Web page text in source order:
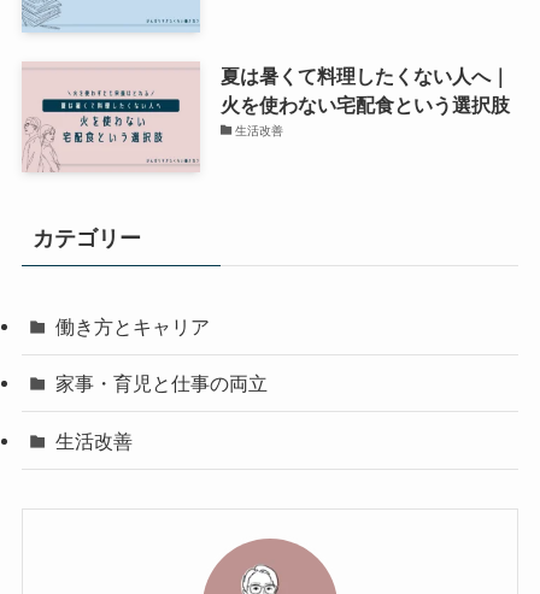
夏は暑くて料理したくない人へ｜
火を使わない宅配食という選択肢
生活改善
カテゴリー
働き方とキャリア
家事・育児と仕事の両立
生活改善